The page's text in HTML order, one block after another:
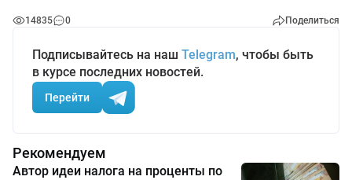
14835 0 Поделиться
Подписывайтесь на наш Telegram, чтобы быть
в курсе последних новостей.
Перейти
Рекомендуем
Автор идеи налога на проценты по